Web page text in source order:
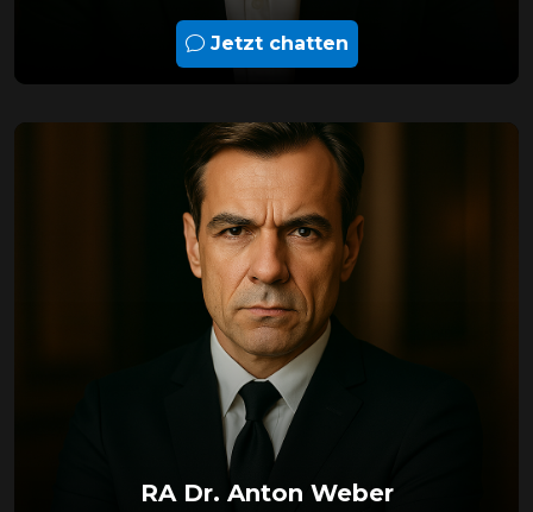
Jetzt chatten
RA Dr. Anton Weber